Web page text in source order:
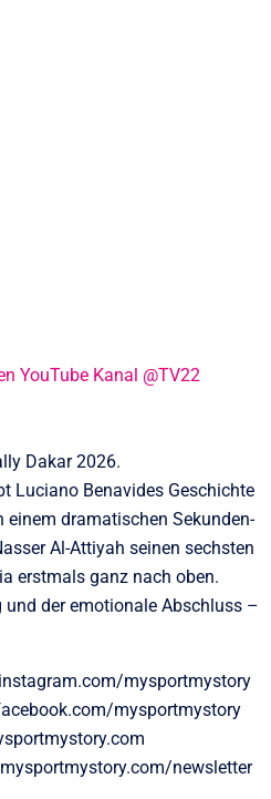
YouTube Kanal @TV22
Dakar 2026.
Luciano Benavides Geschichte
dramatischen Sekunden-
Al-Attiyah seinen sechsten
erstmals ganz nach oben.
und der emotionale Abschluss –
mysportmystory
mysportmystory
newsletter